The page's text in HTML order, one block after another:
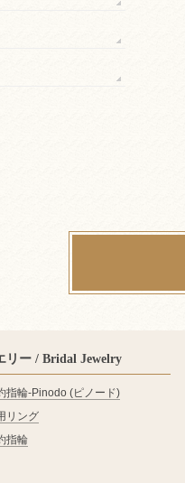
リー / Bridal Jewelry
指輪‐Pinodo (ピノード)
リング
指輪